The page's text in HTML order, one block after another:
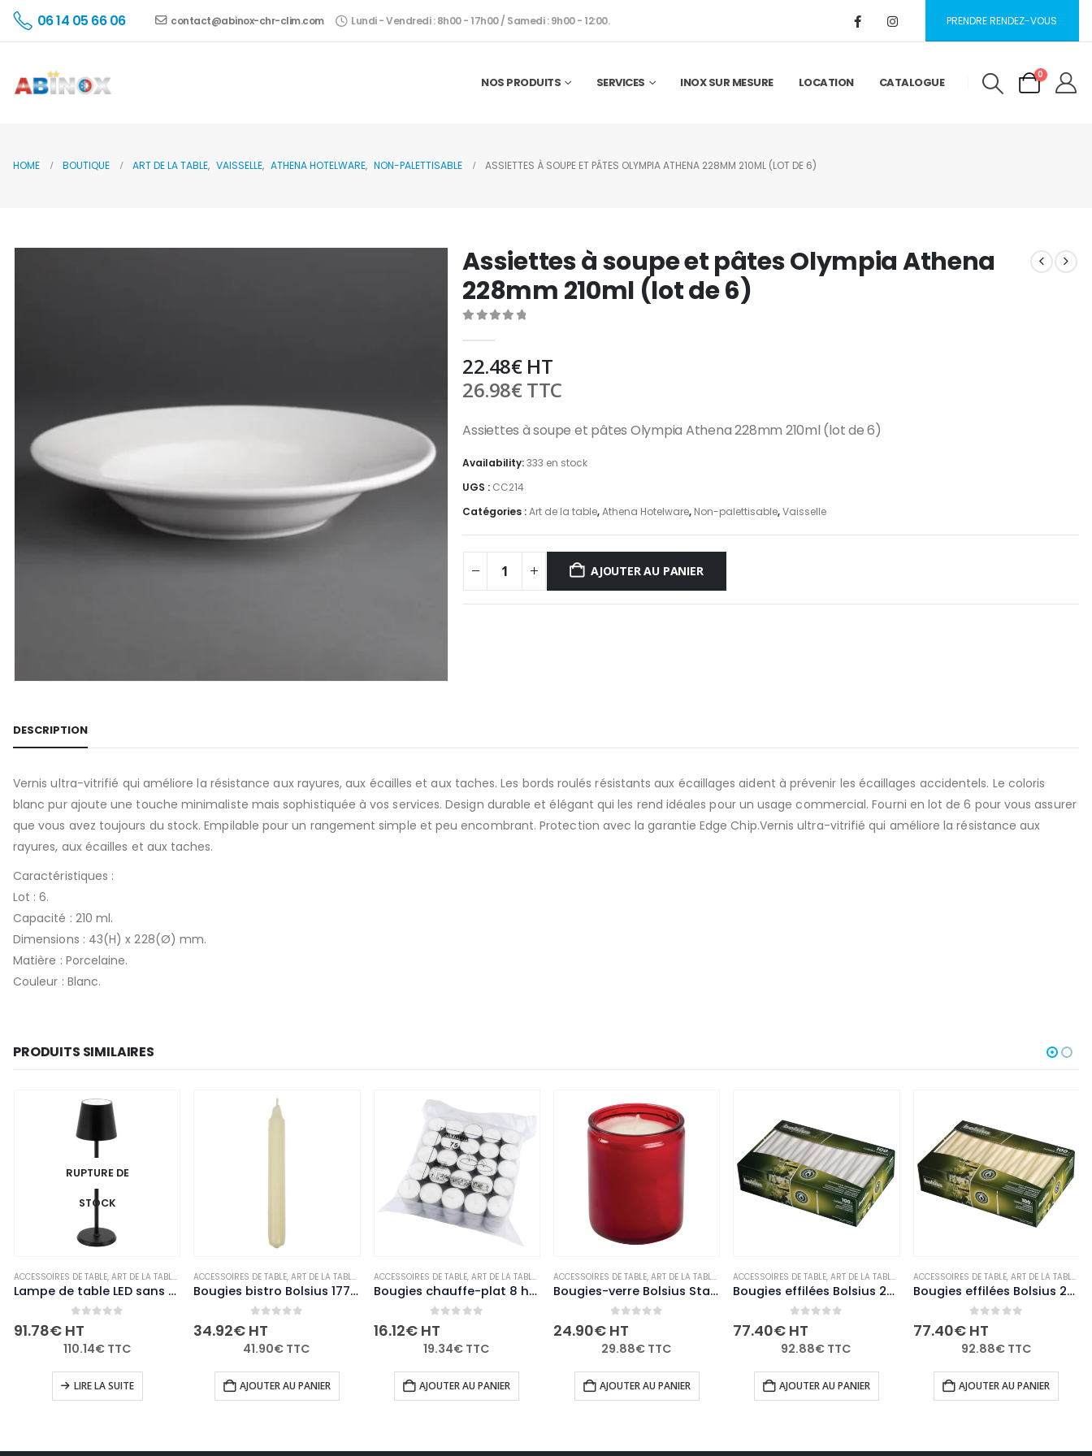
06 14 05 66 06 contact@abinox-chr-clim.com Lundi - Vendredi : 8h00 - 17h00 / Samedi : 9h00 - 12:00. PRENDRE RENDEZ-VOUS
NOS PRODUITS SERVICES INOX SUR MESURE LOCATION CATALOGUE
0
HOME BOUTIQUE ART DE LA TABLE, VAISSELLE, ATHENA HOTELWARE, NON-PALETTISABLE ASSIETTES À SOUPE ET PÂTES OLYMPIA ATHENA 228MM 210ML (LOT DE 6)
Assiettes à soupe et pâtes Olympia Athena
228mm 210ml (lot de 6)
22.48€HT
26.98€TTC
Assiettes à soupe et pâtes Olympia Athena 228mm 210ml (lot de 6)
Availability:333 en stock
UGS : CC214
Catégories :Art de la table,Athena Hotelware, Non-palettisable,Vaisselle
AJOUTER AU PANIER
DESCRIPTION
Vernis ultra-vitrifié qui améliore la résistance aux rayures, aux écailles et aux taches. Les bords roulés résistants aux écaillages aident à prévenir les écaillages accidentels. Le coloris
blanc pur ajoute une touche minimaliste mais sophistiquée à vos services. Design durable et élégant qui les rend idéales pour un usage commercial. Fourni en lot de 6 pour vous assurer
que vous avez toujours du stock. Empilable pour un rangement simple et peu encombrant. Protection avec la garantie Edge Chip.Vernis ultra-vitrifié qui améliore la résistance aux
rayures, aux écailles et aux taches.
Caractéristiques :
Lot : 6.
Capacité : 210 ml.
Dimensions : 43(H) x 228(Ø) mm.
Matière : Porcelaine.
Couleur : Blanc.
PRODUITS SIMILAIRES
BOUGIES ET PHOTOPHORES, NON-PALETTISABLE
RUPTURE DE
STOCK
ACCESSOIRES DE TABLE, ART DE LA TABLE , NON-PALETTISABLE
Lampe de table LED sans fil noire à intensité variable Securit Feline avec câble de chargement magnétique
91.78€HT
110.14€TTC
LIRE LA SUITE
ACCESSOIRES DE TABLE,ART DE LA TABLE BOUGIES ET PHOTOPHORES, NON-PALETTISABLE
Bougies bistro Bolsius 177mm ivoire (Lot de 45)
34.92€ HT
41.90€ TTC
AJOUTER AU PANIER
ACCESSOIRES DE TABLE, ART DE LA TABLE , BOUGIES ET PHOTOPHORES, NON-PALETTISABLE
Bougies chauffe-plat 8 heures Olympia (Lot de 75)
16.12€HT
19.34€ TTC
AJOUTER AU PANIER
ACCESSOIRES DE TABLE, ART DE LA TABLE , BOUGIES ET PHOTOPHORES, NON-PALETTISABLE
Bougies-verre Bolsius Starlight rouges (lot de 8)
24.90€HT
29.88€ TTC
AJOUTER AU PANIER
ACCESSOIRES DE TABLE,ART DE LA TABLE BOUGIES ET PHOTOPHORES, NON-PALETTISABLE
Bougies effilées Bolsius 254mm blanches (Lot de 100)
77.40€ HT
92.88€ TTC
AJOUTER AU PANIER
ACCESSOIRES DE TABLE, ART DE LA TABLE ,
Bougies effilées Bolsius 254mm ivoire (Lot de 100)
77.40€HT
92.88€TTC
AJOUTER AU PANIER